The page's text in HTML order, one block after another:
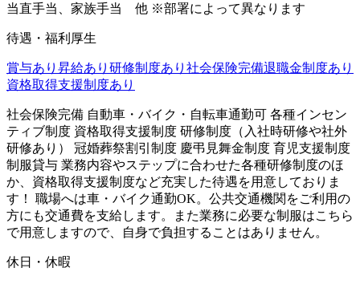
当直手当、家族手当 他 ※部署によって異なります
待遇・福利厚生
賞与あり 昇給あり 研修制度あり 社会保険完備退職金制度あり
資格取得支援制度あり
社会保険完備 自動車・バイク・自転車通勤可 各種インセン
ティブ制度 資格取得支援制度 研修制度（入社時研修や社外
研修あり） 冠婚葬祭割引制度 慶弔見舞金制度 育児支援制度
制服貸与 業務内容やステップに合わせた各種研修制度のほ
か、資格取得支援制度など充実した待遇を用意しておりま
す！ 職場へは車・バイク通勤OK。公共交通機関をご利用の
方にも交通費を支給します。また業務に必要な制服はこちら
で用意しますので、自身で負担することはありません。
休日・休暇